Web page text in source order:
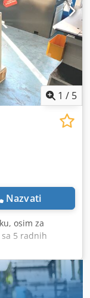
1 / 5
Nazvati
osim za
5 radnih
i
ploča, šipki i
centralizirani